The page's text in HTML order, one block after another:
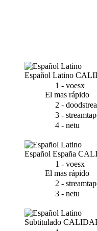
Español Latino
1 - voesx
El mas rápido
2 -
3 -
4 - netu
Español España
1 - voesx
El mas rápido
2 -
3 - netu
Subtitulado